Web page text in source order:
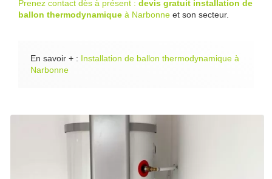
Prenez contact dès à présent : devis gratuit installation de
ballon thermodynamique à Narbonne et son secteur.
En savoir + : Installation de ballon thermodynamique à
Narbonne